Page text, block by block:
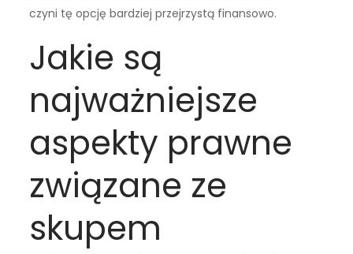
czyni tę opcję bardziej przejrzystą finansowo.
Jakie są
najważniejsze
aspekty prawne
związane ze
skupem